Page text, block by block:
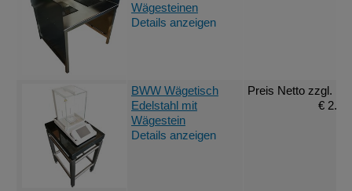
Wägesteinen
Details anzeigen
BWW Wägetisch
Edelstahl mit
Wägestein
Details anzeigen
Preis Netto zzgl.
€